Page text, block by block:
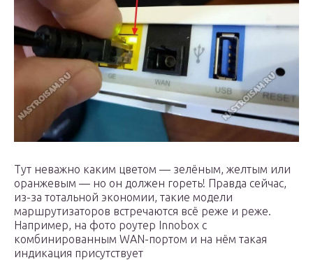
Тут неважно каким цветом — зелёным, желтым или
оранжевым — но он должен гореть! Правда сейчас,
из-за тотальной экономии, такие модели
маршрутизаторов встречаются всё реже и реже.
Например, на фото роутер Innobox с
комбинированным WAN-портом и на нём такая
индикация присутствует